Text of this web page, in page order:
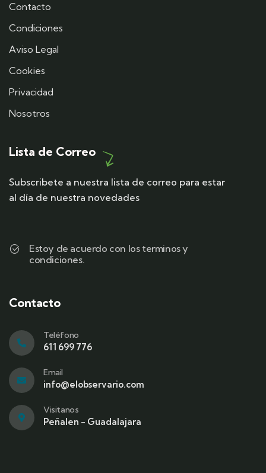
Contacto
Condiciones
Aviso Legal
Cookies
Privacidad
Nosotros
Lista de Correo
Subscribete a nuestra lista de correo para estar
al día de nuestra novedades
Estoy de acuerdo con los terminos y
condiciones.
Contacto
Teléfono
611 699 776
Email
info@elobservario.com
Visitanos
Peñalen - Guadalajara